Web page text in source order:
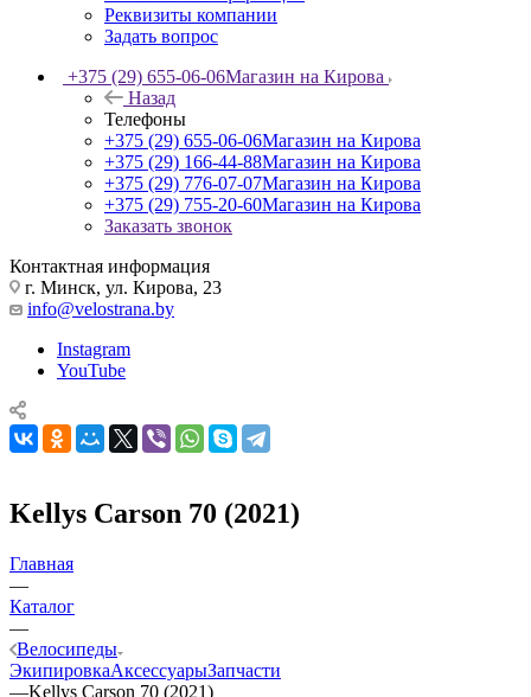
Реквизиты компании
Задать вопрос
+375 (29) 655-06-06Магазин на Кирова
Назад
Телефоны
+375 (29) 655-06-06Магазин на Кирова
+375 (29) 166-44-88Магазин на Кирова
+375 (29) 776-07-07Магазин на Кирова
+375 (29) 755-20-60Магазин на Кирова
Заказать звонок
Контактная информация
г. Минск, ул. Кирова, 23
info@velostrana.by
Instagram
YouTube
Kellys Carson 70 (2021)
Главная
—
Каталог
—
Велосипеды
ЭкипировкаАксессуарыЗапчасти
—Kellys Carson 70 (2021)